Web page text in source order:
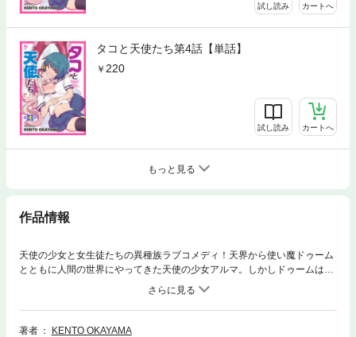
試し読み カートへ
タコと天使たち第4話【単話】
220
試し読み カートへ
もっと見る
作品情報
天使の少女と女生徒たちの異種族ラブコメディ！天界から使い魔ドゥーム
とともに人間の世界にやってきた天使の少女アルマ。しかしドゥームはな
ぜか百合漫画から吸収したHな知識で四六時中アルマに触手でスキンシッ
プをするため、アルマはうまく友達ができずうなだれる日々を過ごしてい
た。第5話は女生徒に告白される事が多いミルカが返事の練習をアルマと
することに、二人きりでお互いの良さを知っていったところ、暴走したド
著者
KENTO OKAYAMA